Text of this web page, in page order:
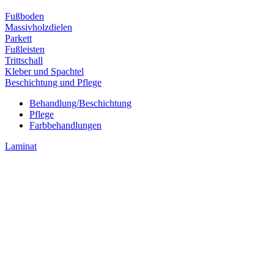
Fußboden
Massivholzdielen
Parkett
Fußleisten
Trittschall
Kleber und Spachtel
Beschichtung und Pflege
Behandlung/Beschichtung
Pflege
Farbbehandlungen
Laminat